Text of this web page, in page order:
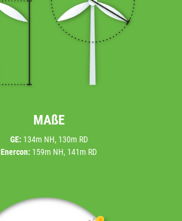
MAßE
GE: 134m NH, 130m RD
Enercon: 159m NH, 141m RD